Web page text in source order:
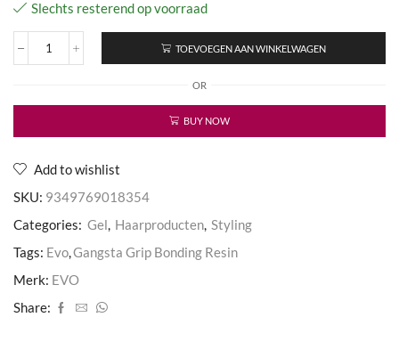
Slechts resterend op voorraad
Gangsta
Resin
TOEVOEGEN AAN WINKELWAGEN
OR
BUY NOW
Add to wishlist
SKU: 9349769018354
Categories: Gel, Haarproducten, Styling
Tags: Evo,Gangsta Grip Bonding Resin
Merk: EVO
Share: